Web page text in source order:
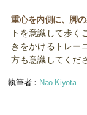
重心を内側に、脚
トを意識して歩く
きをかけるトレー
方も意識してくだ
執筆者： Nao Kiyota